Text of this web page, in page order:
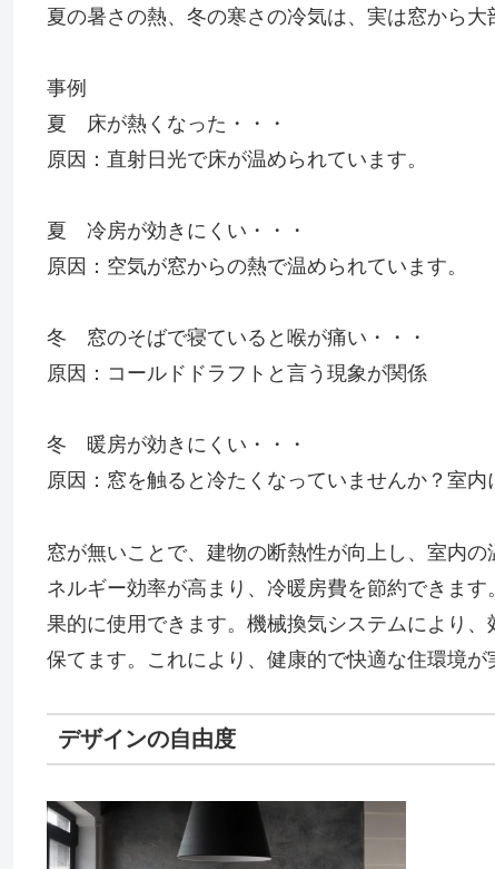
夏の暑さの熱、冬の寒さの冷気は、実は窓から大
事例
夏 床が熱くなった・・・
原因：直射日光で床が温められています。
夏 冷房が効きにくい・・・
原因：空気が窓からの熱で温められています。
冬 窓のそばで寝ていると喉が痛い・・・
原因：コールドドラフトと言う現象が関係
冬 暖房が効きにくい・・・
原因：窓を触ると冷たくなっていませんか？室
窓が無いことで、建物の断熱性が向上し、室内
ネルギー効率が高まり、冷暖房費を節約できま
果的に使用できます。機械換気システムにより
保てます。これにより、健康的で快適な住環境が
デザインの自由度